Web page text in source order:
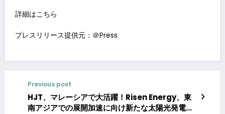
詳細はこちら
プレスリリース提供元：＠Press
Previous post
HJT、マレーシアで大活躍！Risen Energy、東
南アジアでの展開加速に向け新たな太陽光発電プ